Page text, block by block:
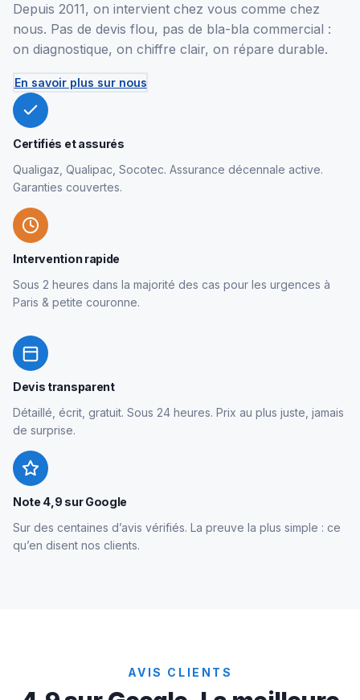
Depuis 2011, on intervient chez vous comme chez
nous. Pas de devis flou, pas de bla-bla commercial :
on diagnostique, on chiffre clair, on répare durable.
En savoir plus sur nous
Certifiés et assurés
Qualigaz, Qualipac, Socotec. Assurance décennale active.
Garanties couvertes.
Intervention rapide
Sous 2 heures dans la majorité des cas pour les urgences à
Paris & petite couronne.
Devis transparent
Détaillé, écrit, gratuit. Sous 24 heures. Prix au plus juste, jamais
de surprise.
Note 4,9 sur Google
Sur des centaines d’avis vérifiés. La preuve la plus simple : ce
qu’en disent nos clients.
AVIS CLIENTS